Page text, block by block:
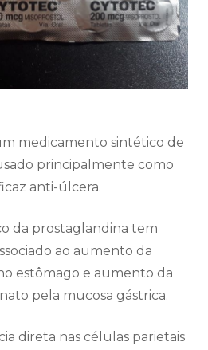
medicamento sintético de
principalmente como
anti-úlcera.
da prostaglandina tem
ao aumento da
estômago e aumento da
pela mucosa gástrica.
direta nas células parietais